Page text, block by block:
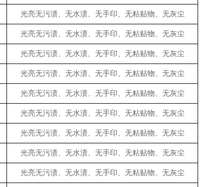
光亮无污渍、无水渍、无手印、无粘贴物、无灰尘
光亮无污渍、无水渍、无手印、无粘贴物、无灰尘
光亮无污渍、无水渍、无手印、无粘贴物、无灰尘
光亮无污渍、无水渍、无手印、无粘贴物、无灰尘
光亮无污渍、无水渍、无手印、无粘贴物、无灰尘
光亮无污渍、无水渍、无手印、无粘贴物、无灰尘
光亮无污渍、无水渍、无手印、无粘贴物、无灰尘
光亮无污渍、无水渍、无手印、无粘贴物、无灰尘
光亮无污渍、无水渍、无手印、无粘贴物、无灰尘